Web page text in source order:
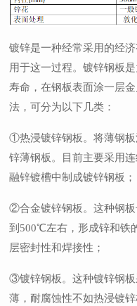
镀锌是一种经常采用的经
用于这一过程。镀锌钢板
寿命，在钢板表面涂一层
法，可分为以下几类：
①热浸镀锌钢板。将薄钢
锌薄钢板。目前主要采用
融锌镀槽中制成镀锌钢板；
②合金镀锌钢板。这种钢
到500℃左右，形成锌和铁
层密封性和焊接性；
③镀锌钢板。这种镀锌钢
薄，耐腐蚀性不如热浸镀锌